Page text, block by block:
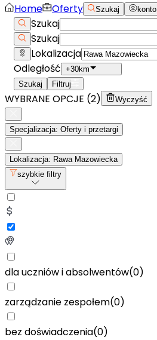
Home Oferty Szukaj konto
Szukaj
Szukaj
Lokalizacja
Odległość +30km
Szukaj
Filtruj
WYBRANE OPCJE (2) Wyczyść
Specjalizacja: Oferty i przetargi
Lokalizacja: Rawa Mazowiecka
szybkie filtry
dla uczniów i absolwentów(0)
zarządzanie zespołem(0)
bez doświadczenia(0)